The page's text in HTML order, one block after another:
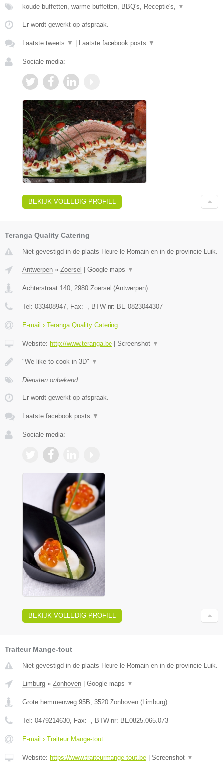
koude buffetten, warme buffetten, BBQ's, Receptie's, ▼
Er wordt gewerkt op afspraak.
Laatste tweets ▼ Laatste facebook posts ▼
Sociale media:
BEKIJK VOLLEDIG PROFIEL
Teranga Quality Catering
Niet gevestigd in de plaats Heure le Romain en in de provincie Luik.
Antwerpen » Zoersel Google maps ▼
Achterstraat 140, 2980 Zoersel (Antwerpen)
Tel: 033408947, Fax: -, BTW-nr: BE 0823044307
E-mail › Teranga Quality Catering
Website: http://www.teranga.be Screenshot ▼
"We like to cook in 3D" ▼
Diensten onbekend
Er wordt gewerkt op afspraak.
Laatste facebook posts ▼
Sociale media:
BEKIJK VOLLEDIG PROFIEL
Traiteur Mange-tout
Niet gevestigd in de plaats Heure le Romain en in de provincie Luik.
Limburg » Zonhoven Google maps ▼
Grote hemmenweg 95B, 3520 Zonhoven (Limburg)
Tel: 0479214630, Fax: -, BTW-nr: BE0825.065.073
E-mail › Traiteur Mange-tout
Website: https://www.traiteurmange-tout.be Screenshot ▼